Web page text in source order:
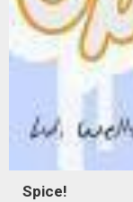
Spice!